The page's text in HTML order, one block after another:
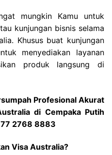
mungkin Kamu untuk
kunjungan bisnis selama
Khusus buat kunjungan
menyediakan layanan
produk langsung di
Profesional Akurat
di Cempaka Putih
2768 8883
Visa Australia?